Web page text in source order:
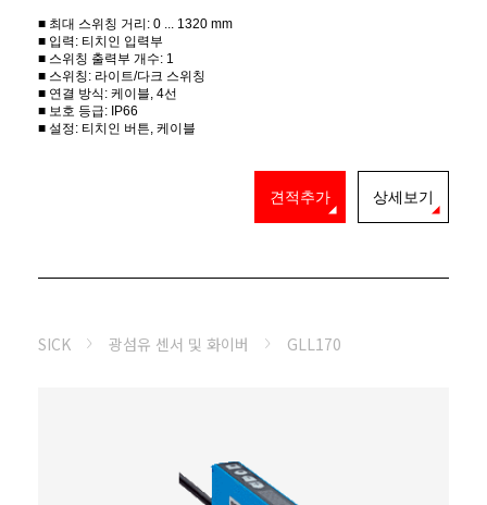
■ 최대 스위칭 거리: 0 ... 1320 mm
■ 입력: 티치인 입력부
■ 스위칭 출력부 개수: 1
■ 스위칭: 라이트/다크 스위칭
■ 연결 방식: 케이블, 4선
■ 보호 등급: IP66
■ 설정: 티치인 버튼, 케이블
견적추가 상세보기
SICK 광섬유 센서 및 화이버 GLL170